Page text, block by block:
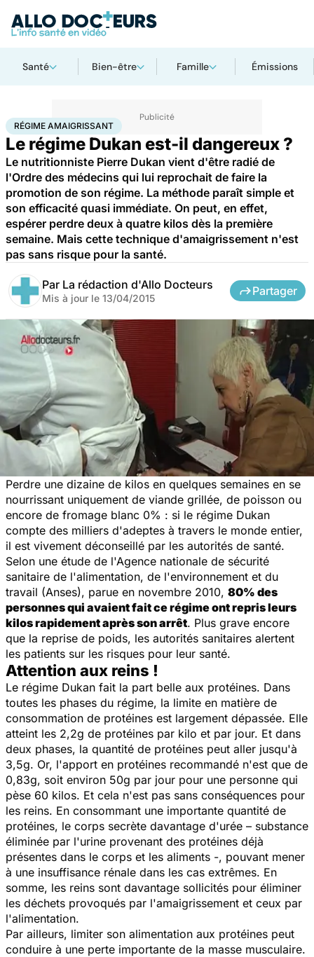
Santé Bien-être Famille Émissions
AccueilSantéRégime amaigrissant
RÉGIME AMAIGRISSANT
Le régime Dukan est-il dangereux ?
Le nutritionniste Pierre Dukan vient d'être radié de
l'Ordre des médecins qui lui reprochait de faire la
promotion de son régime. La méthode paraît simple et
son efficacité quasi immédiate. On peut, en effet,
espérer perdre deux à quatre kilos dès la première
semaine. Mais cette technique d'amaigrissement n'est
pas sans risque pour la santé.
Par La rédaction d'Allo Docteurs
Mis à jour le 13/04/2015
Partager
Perdre une dizaine de kilos en quelques semaines en se
nourrissant uniquement de viande grillée, de poisson ou
encore de fromage blanc 0% : si le régime Dukan
compte des milliers d'adeptes à travers le monde entier,
il est vivement déconseillé par les autorités de santé.
Selon une étude de l'Agence nationale de sécurité
sanitaire de l'alimentation, de l'environnement et du
travail (Anses), parue en novembre 2010, 80% des
personnes qui avaient fait ce régime ont repris leurs
kilos rapidement après son arrêt. Plus grave encore
que la reprise de poids, les autorités sanitaires alertent
les patients sur les risques pour leur santé.
Attention aux reins !
Le régime Dukan fait la part belle aux protéines. Dans
toutes les phases du régime, la limite en matière de
consommation de protéines est largement dépassée. Elle
atteint les 2,2g de protéines par kilo et par jour. Et dans
deux phases, la quantité de protéines peut aller jusqu'à
3,5g. Or, l'apport en protéines recommandé n'est que de
0,83g, soit environ 50g par jour pour une personne qui
pèse 60 kilos. Et cela n'est pas sans conséquences pour
les reins. En consommant une importante quantité de
protéines, le corps secrète davantage d'urée – substance
éliminée par l'urine provenant des protéines déjà
présentes dans le corps et les aliments -, pouvant mener
à une insuffisance rénale dans les cas extrêmes. En
somme, les reins sont davantage sollicités pour éliminer
les déchets provoqués par l'amaigrissement et ceux par
l'alimentation.
Par ailleurs, limiter son alimentation aux protéines peut
conduire à une perte importante de la masse musculaire.